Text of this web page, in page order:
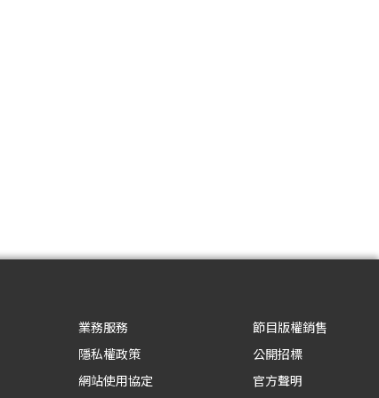
業務服務
隱私權政策
網站使用協定
節目版權銷售
公開招標
官方聲明